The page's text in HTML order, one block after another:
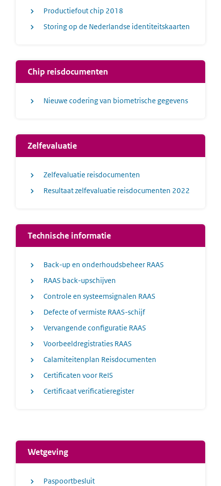
Productiefout chip 2018
Storing op de Nederlandse identiteitskaarten
Chip reisdocumenten
Nieuwe codering van biometrische gegevens
Zelfevaluatie
Zelfevaluatie reisdocumenten
Resultaat zelfevaluatie reisdocumenten 2022
Technische informatie
Back-up en onderhoudsbeheer RAAS
RAAS back-upschijven
Controle en systeemsignalen RAAS
Defecte of vermiste RAAS-schijf
Vervangende configuratie RAAS
Voorbeeldregistraties RAAS
Calamiteitenplan Reisdocumenten
Certificaten voor ReIS
Certificaat verificatieregister
Wetgeving
Paspoortbesluit